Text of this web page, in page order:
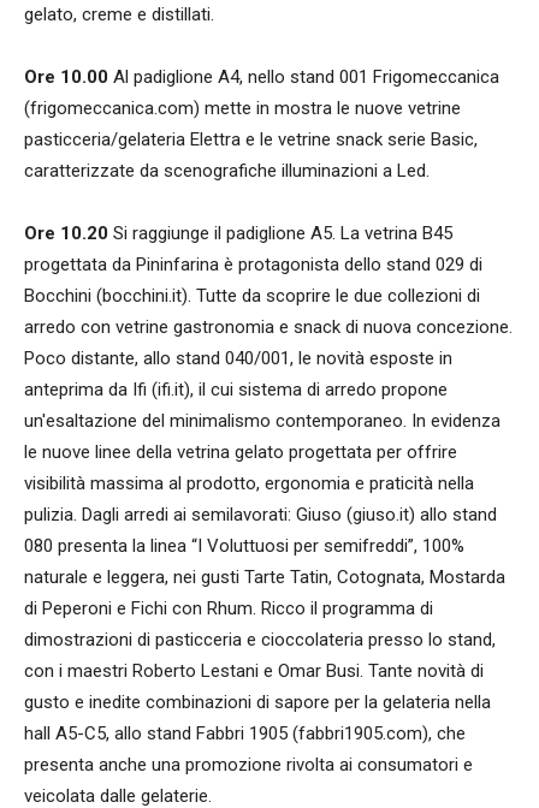
gelato, creme e distillati.
Ore 10.00 Al padiglione A4, nello stand 001 Frigomeccanica
(frigomeccanica.com) mette in mostra le nuove vetrine
pasticceria/gelateria Elettra e le vetrine snack serie Basic,
caratterizzate da scenografiche illuminazioni a Led.
Ore 10.20 Si raggiunge il padiglione A5. La vetrina B45
progettata da Pininfarina è protagonista dello stand 029 di
Bocchini (bocchini.it). Tutte da scoprire le due collezioni di
arredo con vetrine gastronomia e snack di nuova concezione.
Poco distante, allo stand 040/001, le novità esposte in
anteprima da Ifi (ifi.it), il cui sistema di arredo propone
un'esaltazione del minimalismo contemporaneo. In evidenza
le nuove linee della vetrina gelato progettata per offrire
visibilità massima al prodotto, ergonomia e praticità nella
pulizia. Dagli arredi ai semilavorati: Giuso (giuso.it) allo stand
080 presenta la linea “I Voluttuosi per semifreddi”, 100%
naturale e leggera, nei gusti Tarte Tatin, Cotognata, Mostarda
di Peperoni e Fichi con Rhum. Ricco il programma di
dimostrazioni di pasticceria e cioccolateria presso lo stand,
con i maestri Roberto Lestani e Omar Busi. Tante novità di
gusto e inedite combinazioni di sapore per la gelateria nella
hall A5-C5, allo stand Fabbri 1905 (fabbri1905.com), che
presenta anche una promozione rivolta ai consumatori e
veicolata dalle gelaterie.